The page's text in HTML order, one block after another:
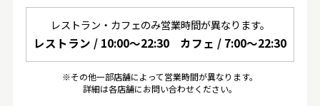
レストラン・カフェのみ営業時間が異なります。
レストラン / 10:00〜22:30 カフェ / 7:00〜22:30
※その他一部店舗によって営業時間が異なります。
詳細は各店舗にお問い合わせください。